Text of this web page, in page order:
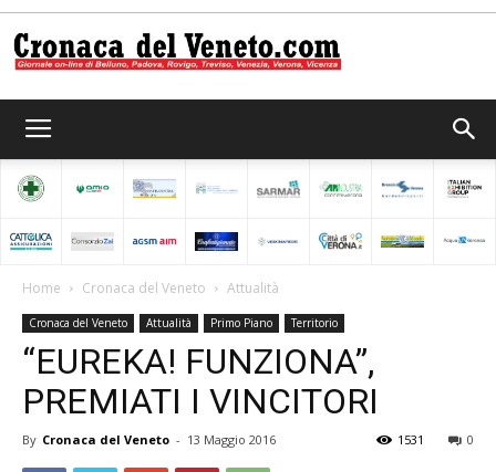
del
Veneto
Home Cronaca del Veneto Attualità
Cronaca del Veneto Attualità Primo Piano Territorio
“EUREKA! FUNZIONA”,
PREMIATI I VINCITORI
By Cronaca del Veneto - 13 Maggio 2016 0
1531